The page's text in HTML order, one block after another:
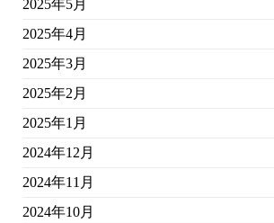
2025年5月
2025年4月
2025年3月
2025年2月
2025年1月
2024年12月
2024年11月
2024年10月